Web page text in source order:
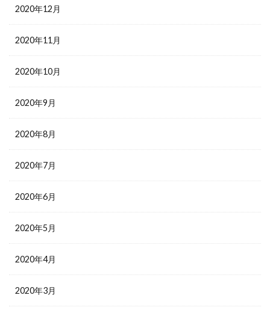
2020年12月
2020年11月
2020年10月
2020年9月
2020年8月
2020年7月
2020年6月
2020年5月
2020年4月
2020年3月